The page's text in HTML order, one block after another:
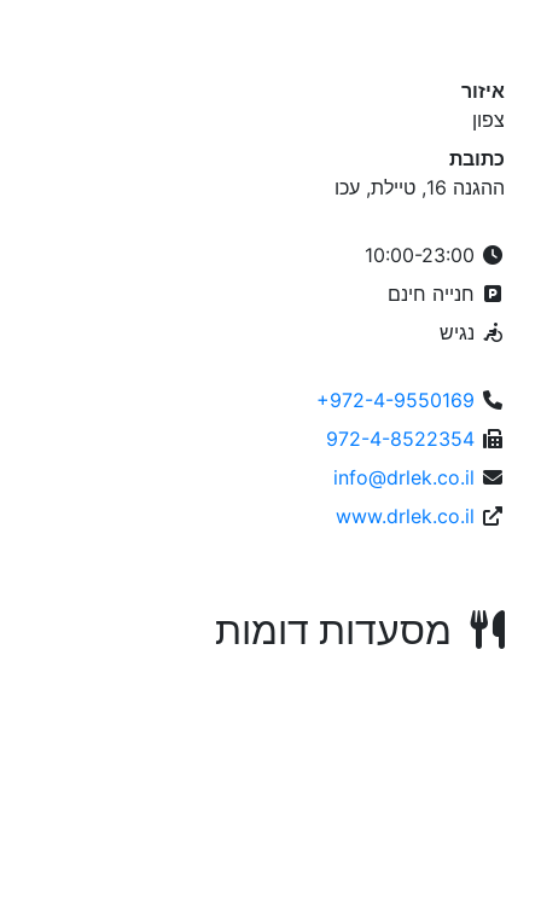
איזור
צפון
כתובת
ההגנה 16, טיילת, עכו
חנייה חינם
נגיש
+972-4-9550169
972-4-8522354
info@drlek.co.il
www.drlek.co.il
מסעדות דומות